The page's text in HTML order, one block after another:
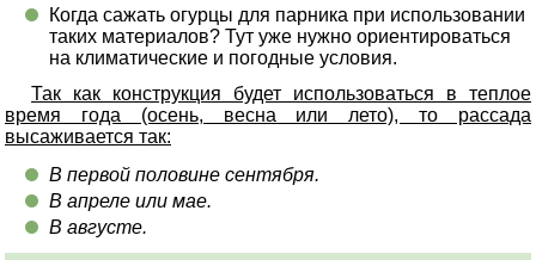
Когда сажать огурцы для парника при использовании
таких материалов? Тут уже нужно ориентироваться
на климатические и погодные условия.
Так как конструкция будет использоваться в теплое
время года (осень, весна или лето), то рассада
высаживается так:
В первой половине сентября.
В апреле или мае.
В августе.